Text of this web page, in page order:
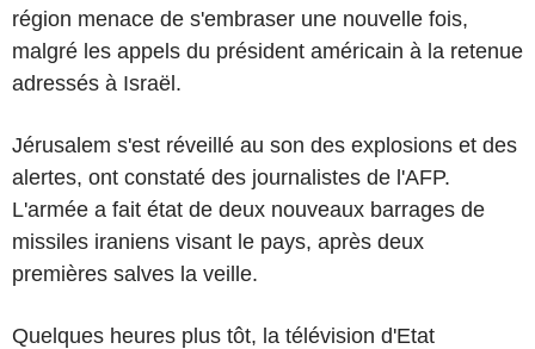
région menace de s'embraser une nouvelle fois,
malgré les appels du président américain à la retenue
adressés à Israël.
Jérusalem s'est réveillé au son des explosions et des
alertes, ont constaté des journalistes de l'AFP.
L'armée a fait état de deux nouveaux barrages de
missiles iraniens visant le pays, après deux
premières salves la veille.
Quelques heures plus tôt, la télévision d'Etat